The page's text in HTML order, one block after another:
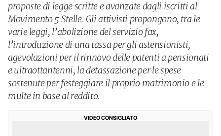
proposte di legge scritte e avanzate dagli iscritti al
Movimento 5 Stelle. Gli attivisti propongono, tra le
varie leggi, l’abolizione del servizio fax,
l’introduzione di una tassa per gli astensionisti,
agevolazioni per il rinnovo delle patenti a pensionati
e ultraottantenni, la detassazione per le spese
sostenute per festeggiare il proprio matrimonio e le
multe in base al reddito.
VIDEO CONSIGLIATO